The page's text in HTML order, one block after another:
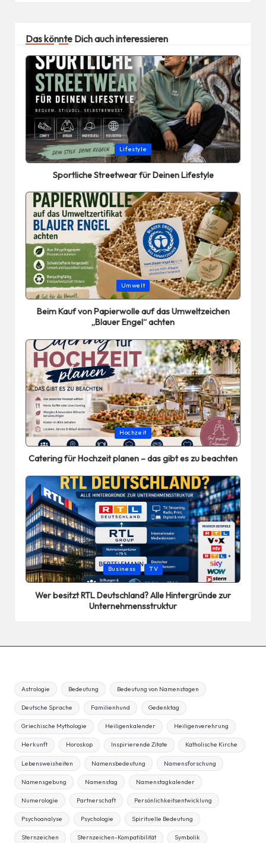
Das könnte Dich auch interessieren
Posted
in
Lifestyle
Sportliche Streetwear für Deinen Lifestyle
Posted
in
Umwelt
Beim Kauf von Papierwolle auf das Umweltzeichen
„Blauer Engel“ achten
Posted
in
Hochzeit
Catering für Hochzeit planen – das gibt es zu beachten
Posted
in
Business TV
Wer besitzt RTL Deutschland? Alle Hintergründe zur
Unternehmensstruktur
Astrologie Bedeutung Bedeutung von Namenstagen
Deutsche Sprache Familienhund Gedenktag
Griechische Mythologie Heiligenkalender Heiligenverehrung
Herkunft Horoskop Inspirierende Zitate Katholische Kirche
Lebensweisheiten Namensbedeutung Namensforschung
Namensgebung Namenstag Namenstagkalender
Numerologie Partnerschaft Persönlichkeitsentwicklung
Psychoanalyse Psychologie Spirituelle Bedeutung
Sternzeichen Sternzeichen-Kompatibilität Symbolik